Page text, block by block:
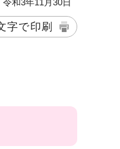
和3年11月30日
字で印刷